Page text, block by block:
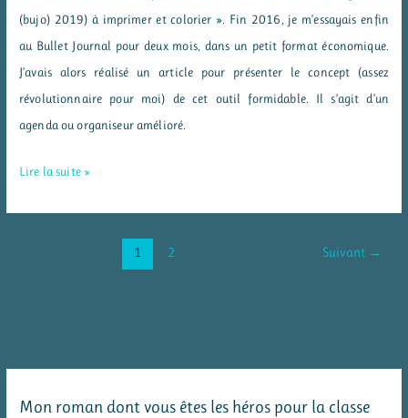
(bujo) 2019) à imprimer et colorier ». Fin 2016, je m’essayais enfin
au Bullet Journal pour deux mois, dans un petit format économique.
J’avais alors réalisé un article pour présenter le concept (assez
révolutionnaire pour moi) de cet outil formidable. Il s’agit d’un
agenda ou organiseur amélioré.
Mon
Lire la suite »
1 2 Suivant →
Mon roman dont vous êtes les héros pour la classe